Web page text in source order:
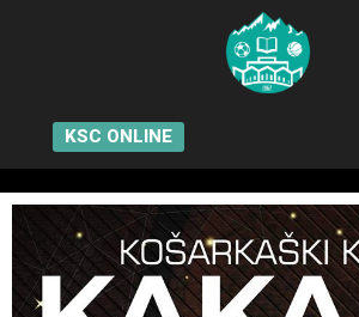
KSC ONLINE